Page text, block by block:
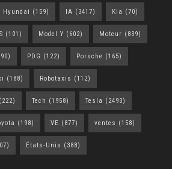
Hyundai (159) IA (3417) Kia (70)
(101) Model Y (602) Moteur (839)
PDG (122) Porsche (165)
(188) Robotaxis (112)
(222) Tech (1958) Tesla (2493)
(198) VE (877) ventes (158)
États-Unis (388)